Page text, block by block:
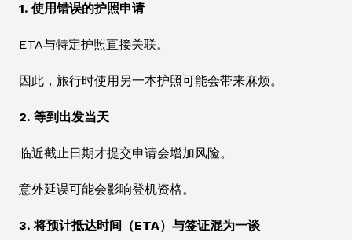
1. 使用错误的护照申请
ETA与特定护照直接关联。
因此，旅行时使用另一本护照可能会带来麻烦。
2. 等到出发当天
临近截止日期才提交申请会增加风险。
意外延误可能会影响登机资格。
3. 将预计抵达时间（ETA）与签证混为一谈